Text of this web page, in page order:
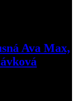
Ava Max,